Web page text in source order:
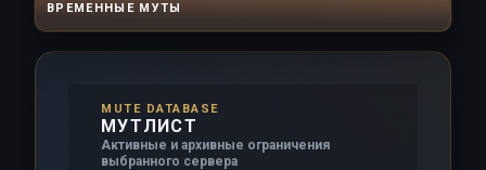
ВРЕМЕННЫЕ МУТЫ
MUTE DATABASE
МУТЛИСТ
Активные и архивные ограничения
выбранного сервера